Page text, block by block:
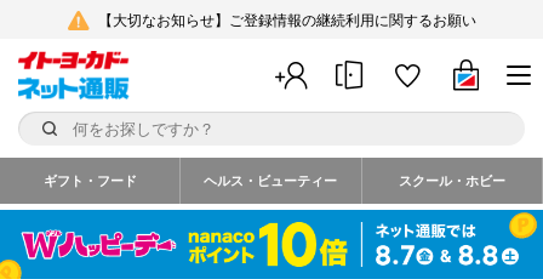
【大切なお知らせ】ご登録情報の継続利用に関するお願い
ギフト・フード ヘルス・ビューティー スクール・ホビー